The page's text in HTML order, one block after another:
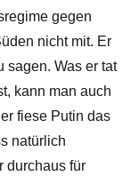
gegen
nicht mit. Er
sagen. Was er tat
kann man auch
fiese Putin das
natürlich
durchaus für